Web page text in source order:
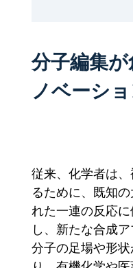
分子編集
ノベーシ
従来、化学者は
るために、既知
れた一連の反応
し、新たな合成
分子の足場や形